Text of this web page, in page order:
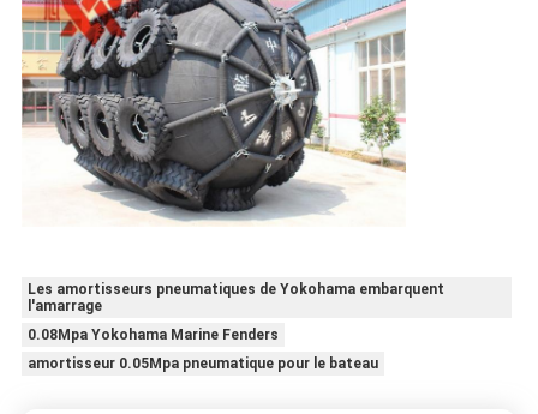
Les amortisseurs pneumatiques de Yokohama embarquent
l'amarrage
0.08Mpa Yokohama Marine Fenders
amortisseur 0.05Mpa pneumatique pour le bateau